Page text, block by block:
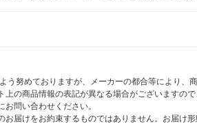
努めておりますが、メーカーの都合等により、
の商品情報の表記が異なる場合がございますの
問い合わせください。
届けをお約束するものではありません。お届け